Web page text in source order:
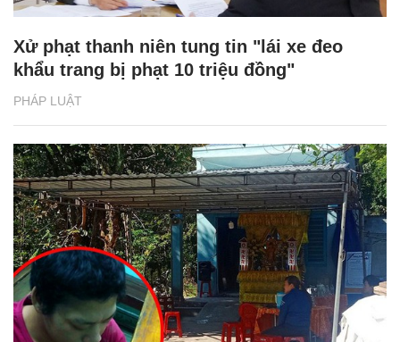
PHÁP LUẬT
Xử phạt thanh niên tung tin "lái xe đeo
khẩu trang bị phạt 10 triệu đồng"